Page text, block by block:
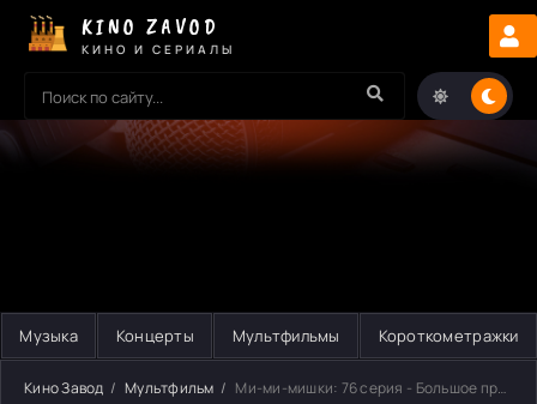
KINO ZAVOD
КИНО И СЕРИАЛЫ
Музыка Концерты Мультфильмы Короткометражки
Кино Завод Мультфильм Ми-ми-мишки: 76 серия - Большое приключение